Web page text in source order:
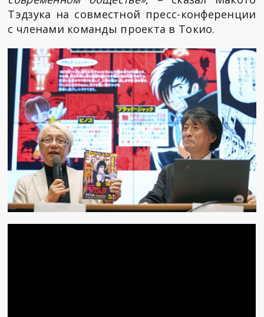
Тэдзука на совместной пресс-конференции
с членами команды проекта в Токио.